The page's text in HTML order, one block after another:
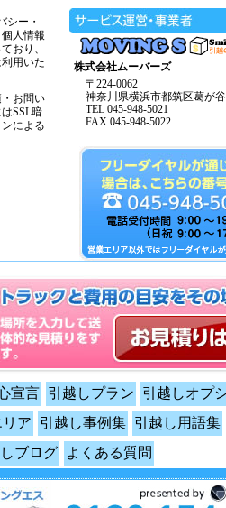
シー・
人情報
おり、
用いた
お問い
SSL暗
による
株式会社ムーバーズ
〒224-0062
神奈川県横浜市都筑区葛が
TEL 045-948-5021
FAX 045-948-5022
宣言 引越しプラン
引越しオプ
ア 引越し事例集 引越し用語集
ブログ
よくある質問